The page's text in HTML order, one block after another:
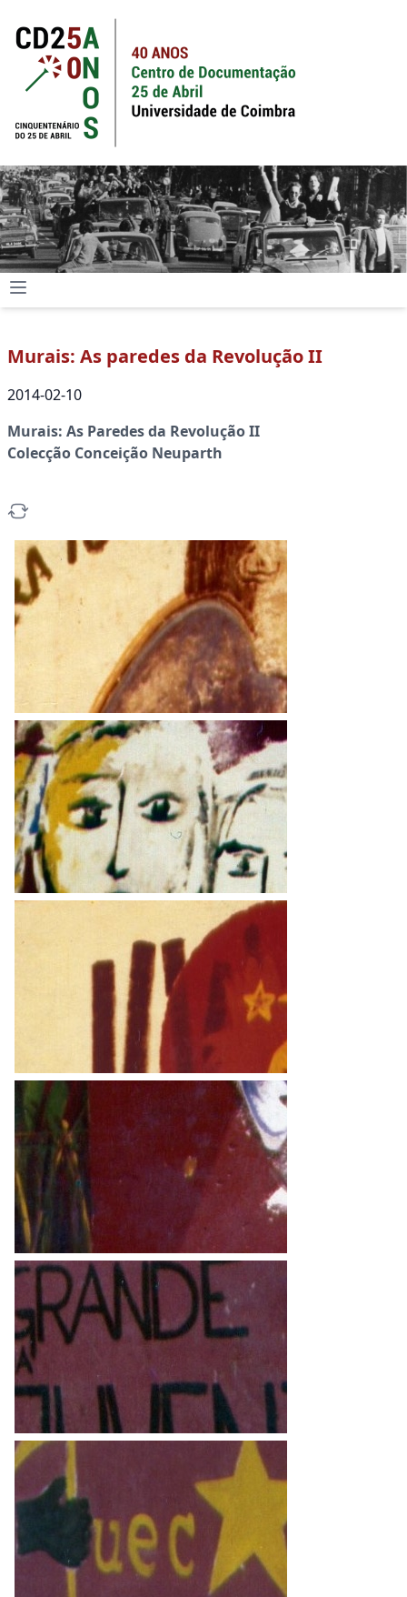
Murais: As paredes da Revolução II
2014-02-10
Murais: As Paredes da Revolução II
Colecção Conceição Neuparth